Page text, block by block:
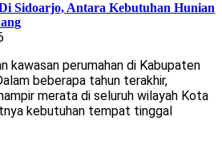
Sidoarjo, Antara Kebutuhan Hunian
kawasan perumahan di Kabupaten
beberapa tahun terakhir,
merata di seluruh wilayah Kota
kebutuhan tempat tinggal